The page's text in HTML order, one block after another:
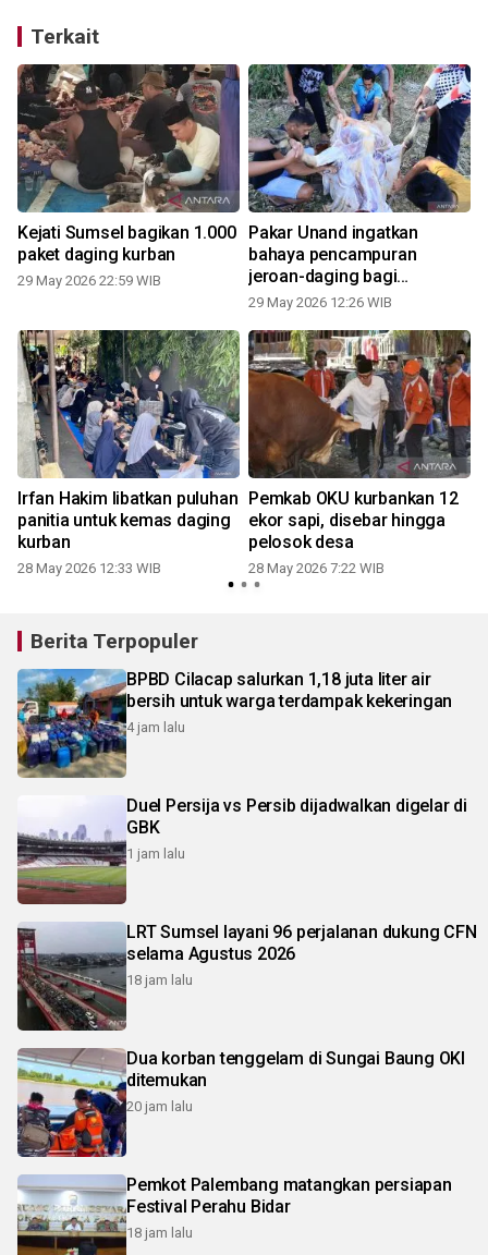
Terkait
Kejati Sumsel bagikan 1.000
paket daging kurban
29 May 2026 22:59 WIB
Pakar Unand ingatkan
bahaya pencampuran
jeroan-daging bagi
kesehatan
29 May 2026 12:26 WIB
Irfan Hakim libatkan puluhan
panitia untuk kemas daging
kurban
28 May 2026 12:33 WIB
Pemkab OKU kurbankan 12
ekor sapi, disebar hingga
pelosok desa
28 May 2026 7:22 WIB
Berita Terpopuler
BPBD Cilacap salurkan 1,18 juta liter air
bersih untuk warga terdampak kekeringan
4 jam lalu
Duel Persija vs Persib dijadwalkan digelar di
GBK
1 jam lalu
LRT Sumsel layani 96 perjalanan dukung CFN
selama Agustus 2026
18 jam lalu
Dua korban tenggelam di Sungai Baung OKI
ditemukan
20 jam lalu
Pemkot Palembang matangkan persiapan
Festival Perahu Bidar
18 jam lalu